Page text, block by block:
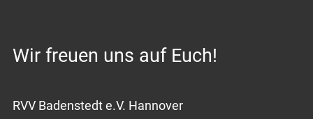
Wir freuen uns auf Euch!
RVV Badenstedt e.V. Hannover